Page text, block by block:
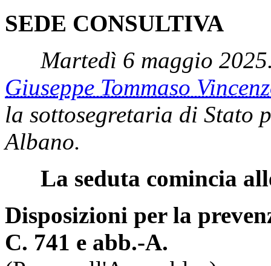
SEDE CONSULTIVA
Martedì 6 maggio
Giuseppe Tommaso
la sottosegretaria di Stato
Albano.
La seduta comincia
Disposizioni per la
C. 741 e abb.-A.